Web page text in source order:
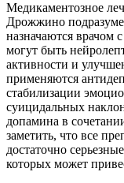
Медикаментозное
Дрожжино
назначаются врачом
могут быть
активности и
применяются
стабилизации
суицидальных
допамина в
заметить, что все
достаточно
которых может